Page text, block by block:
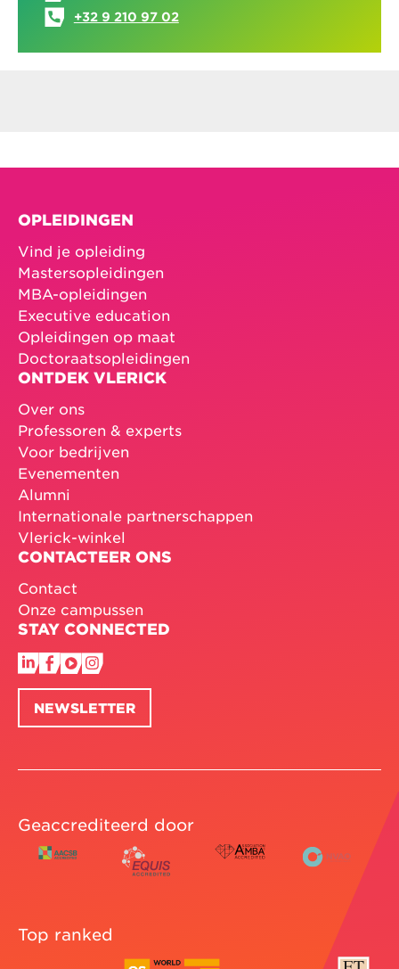
+32 9 210 97 02
OPLEIDINGEN
Vind je opleiding
Mastersopleidingen
MBA-opleidingen
Executive education
Opleidingen op maat
Doctoraatsopleidingen
ONTDEK VLERICK
Over ons
Professoren & experts
Voor bedrijven
Evenementen
Alumni
Internationale partnerschappen
Vlerick-winkel
CONTACTEER ONS
Contact
Onze campussen
STAY CONNECTED
NEWSLETTER
Geaccrediteerd door
Top ranked